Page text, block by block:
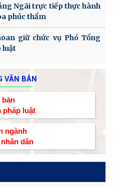
Ngãi trực tiếp thực hành
phúc thẩm
giữ chức vụ Phó Tổng
luật
VĂN BẢN
bản
pháp luật
ngành
dân